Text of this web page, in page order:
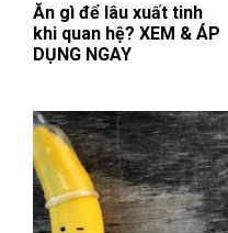
Ăn gì để lâu xuất tinh
khi quan hệ? XEM & ÁP
DỤNG NGAY